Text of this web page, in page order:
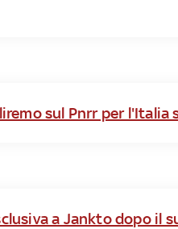
sul Pnrr per l'Italia
a Jankto dopo il